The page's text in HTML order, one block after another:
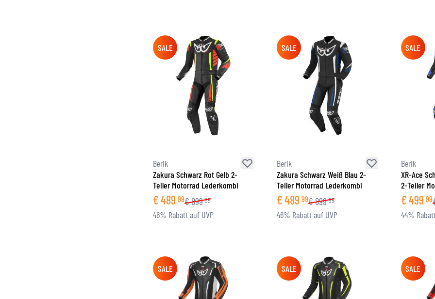
SALE
Berik
Zakura Schwarz Rot Gelb 2-
Teiler Motorrad Lederkombi
€489 99€899 95
46% Rabatt auf UVP
SALE
Berik
Zakura Schwarz Weiß Blau 2-
Teiler Motorrad Lederkombi
€489 99€899 95
46% Rabatt auf UVP
SALE
Berik
XR-Ace
2-Teiler
€499 99
44%
SALE SALE SALE